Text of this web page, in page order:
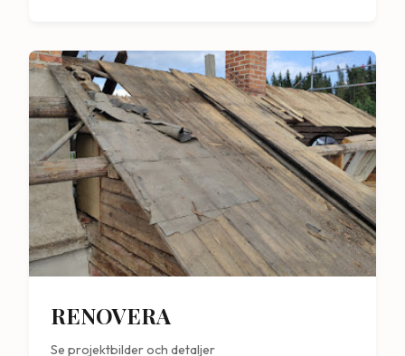
RENOVERA
Se projektbilder och detaljer